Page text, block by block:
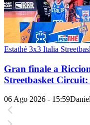
Estathé 3x3 Italia
Gran finale a
Streetbasket
06 Ago 2026 - 15:59